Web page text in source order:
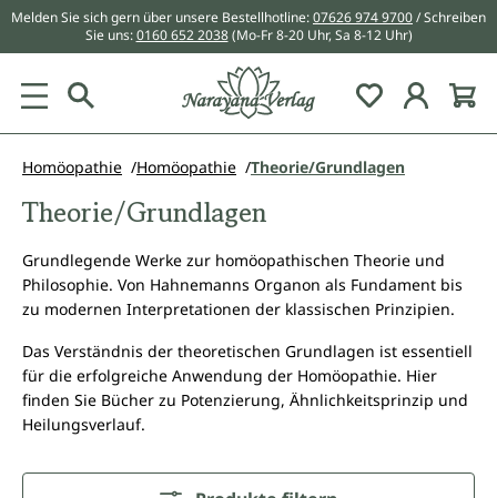
springen
Melden Sie sich gern über unsere Bestellhotline:07626 974 9700/ Schreiben
Sie uns:0160 652 2038 (Mo-Fr 8-20 Uhr, Sa 8-12 Uhr)
Du hast 0
Homöopathie Homöopathie Theorie/Grundlagen
Theorie/Grundlagen
Grundlegende Werke zur homöopathischen Theorie und
Philosophie. Von Hahnemanns Organon als Fundament bis
zu modernen Interpretationen der klassischen Prinzipien.
Das Verständnis der theoretischen Grundlagen ist essentiell
für die erfolgreiche Anwendung der Homöopathie. Hier
finden Sie Bücher zu Potenzierung, Ähnlichkeitsprinzip und
Heilungsverlauf.